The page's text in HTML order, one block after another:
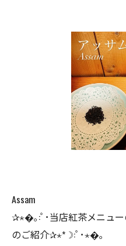
Assam
✰⋆�｡:ﾟ･当店紅茶メニュ
のご紹介✰⋆*☽:ﾟ･⋆�｡